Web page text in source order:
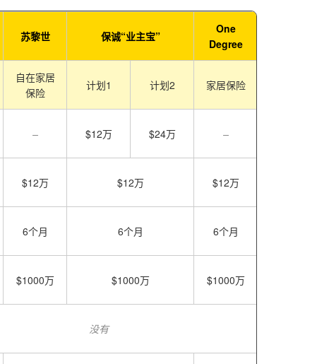
苏黎世 保诚“业主宝”
One
Degree
自在家居
保险
计划1 计划2 家居保险
– $12万 $24万 –
$12万 $12万 $12万
6个月 6个月 6个月
$1000万 $1000万 $1000万
没有